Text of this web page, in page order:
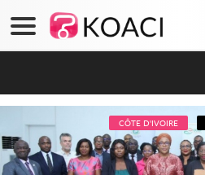
CÔTE D'IVOIRE